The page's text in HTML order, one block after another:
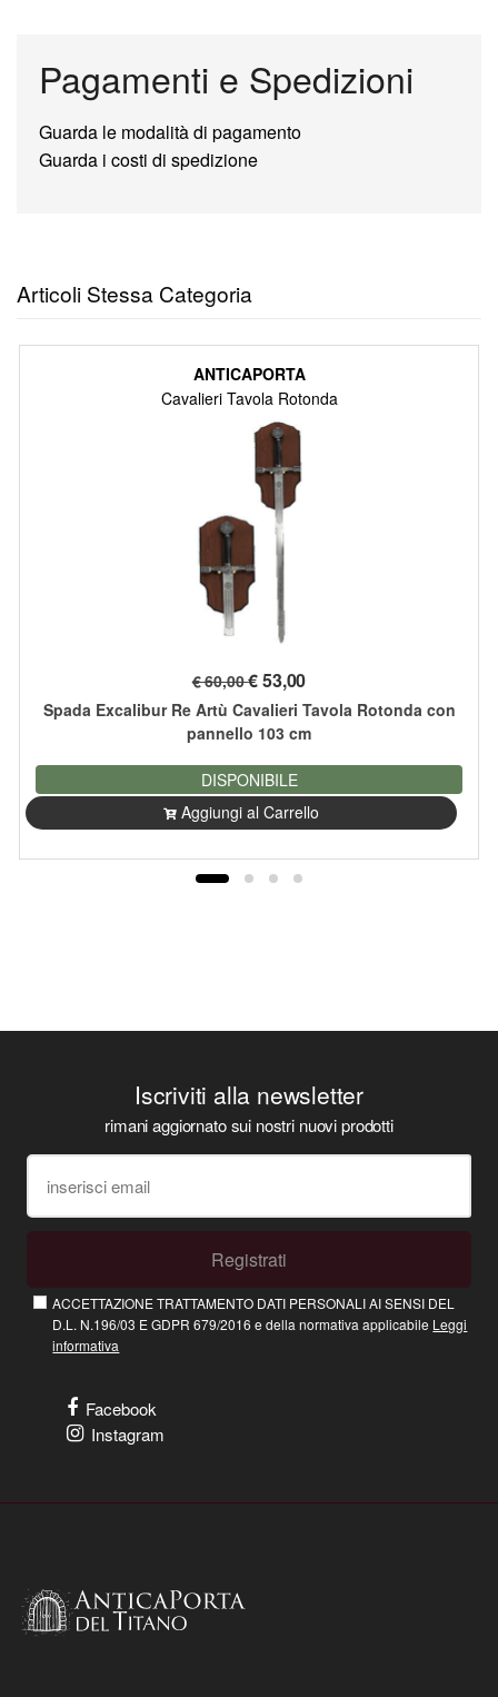
Pagamenti e Spedizioni
Guarda le modalità di pagamento
Guarda i costi di spedizione
Articoli Stessa Categoria
ANTICAPORTA
Cavalieri Tavola Rotonda
€ 60,00€53,00
Spada Excalibur Re Artù Cavalieri Tavola Rotonda con
pannello 103 cm
DISPONIBILE
Aggiungi al Carrello
Iscriviti alla newsletter
rimani aggiornato sui nostri nuovi prodotti
Registrati
ACCETTAZIONE TRATTAMENTO DATI PERSONALI AI SENSI DEL
D.L. N.196/03 E GDPR 679/2016 e della normativa applicabile Leggi
informativa
Facebook
Instagram